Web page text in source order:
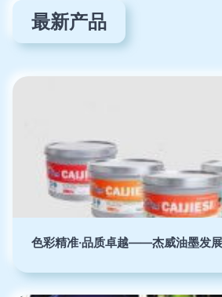
最新产品
色彩精准·品质卓越——杰威油墨发